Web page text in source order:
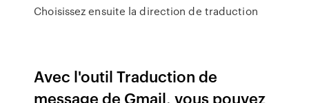
Choisissez ensuite la direction de traduction
Avec l'outil Traduction de
message de Gmail, vous pouvez